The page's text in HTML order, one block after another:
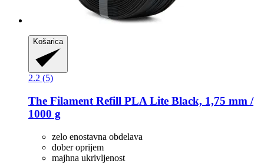
Košarica
2.2 (5)
The Filament Refill PLA Lite Black, 1,75 mm /
1000 g
zelo enostavna obdelava
dober oprijem
majhna ukrivljenost